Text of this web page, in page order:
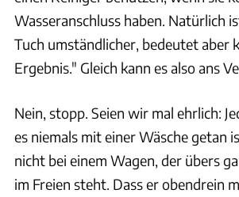
Wasseranschluss haben. Natürlich
Tuch umständlicher, bedeutet aber
Ergebnis." Gleich kann es also ans
Nein, stopp. Seien wir mal ehrlich:
es niemals mit einer Wäsche getan
nicht bei einem Wagen, der übers
im Freien steht. Dass er obendrein